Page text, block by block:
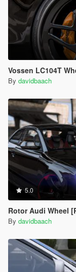
Vossen LC104T
By davidbaach
5.0
Rotor Audi Wheel
By davidbaach